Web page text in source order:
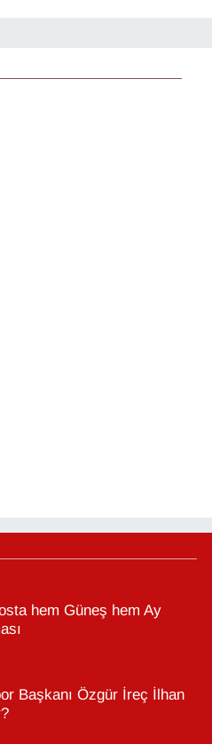
hem Güneş hem Ay
Başkanı Özgür İreç İlhan